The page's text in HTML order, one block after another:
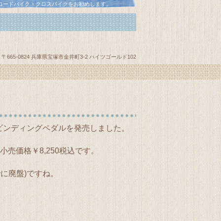
ドバイク・クロスバイクをお勧めします。
〒665-0824 兵庫県宝塚市金井町3-2 ハイツゴールド102
ディングペダルを発売しました。
価格￥8,250税込です。
廃盤)ですね。